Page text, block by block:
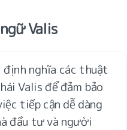
Valis
nghĩa các thuật
Valis để đảm bảo
tiếp cận dễ dàng
đầu tư và người